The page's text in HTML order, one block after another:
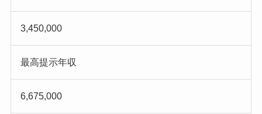
3,450,000
最高提示年収
6,675,000